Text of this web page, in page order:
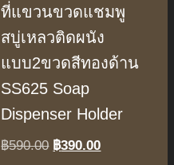
ที่แขวนขวดแชมพู
สบู่เหลวติดผนัง
แบบ2ขวดสีทองด้าน
SS625 Soap
Dispenser Holder
฿590.00 Original
฿390.00Current